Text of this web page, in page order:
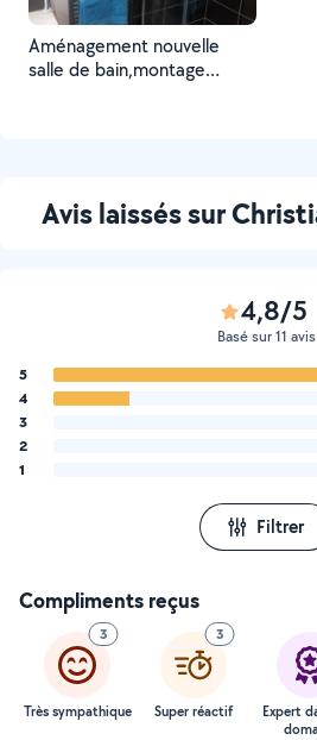
Aménagement nouvelle
salle de bain,montage
Avis laissés sur
4,8/5
Basé sur 11 avis
5
4
3
2
1
Filtrer
Compliments reçus
3
Très sympathique
3
Super réactif
Expert